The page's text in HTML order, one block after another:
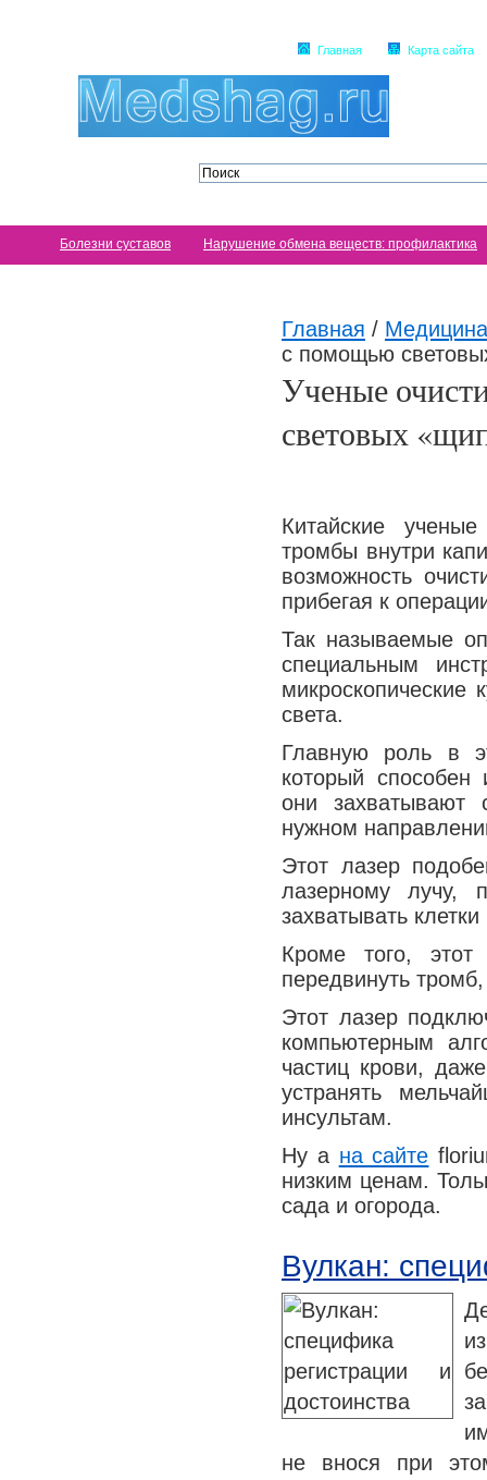
Главная Карта сайта
Болезни суставов Нарушение обмена веществ: профилактика
Главная /
с помощью
Ученые
световых
Китайские
тромбы внутри
возможность
прибегая к
Так называемые
специальным
микроскопические
света.
Главную роль в
который способен
они захватывают
нужном
Этот лазер
лазерному лучу,
захватывать
Кроме того,
передвинуть
Этот лазер
компьютерным
частиц крови,
устранять
инсультам.
Ну а на сайте
низким ценам.
сада и огорода.
Вулкан:
не внося при